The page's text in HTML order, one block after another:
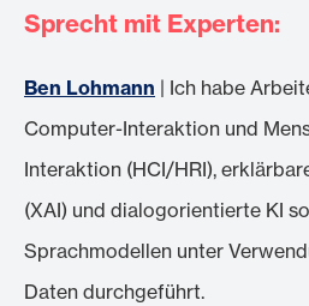
Sprecht mit Experten:
Ben Lohmann | Ich habe
Computer-Interaktion und
Interaktion (HCI/HRI),
(XAI) und dialogorientierte KI
Sprachmodellen unter
Daten durchgeführt.